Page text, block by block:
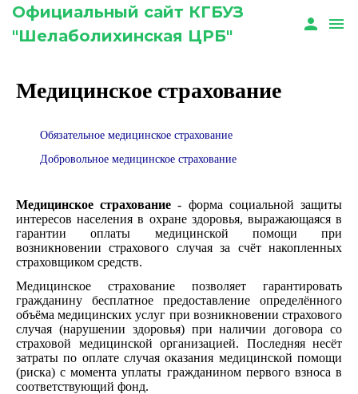
Официальный сайт КГБУЗ
"Шелаболихинская ЦРБ"
person menu
Медицинское страхование
Обязательное медицинское страхование
Добровольное медицинское страхование
Медицинское страхование - форма социальной защиты
интересов населения в охране здоровья, выражающаяся в
гарантии оплаты медицинской помощи при
возникновении страхового случая за счёт накопленных
страховщиком средств.
Медицинское страхование позволяет гарантировать
гражданину бесплатное предоставление определённого
объёма медицинских услуг при возникновении страхового
случая (нарушении здоровья) при наличии договора со
страховой медицинской организацией. Последняя несёт
затраты по оплате случая оказания медицинской помощи
(риска) с момента уплаты гражданином первого взноса в
соответствующий фонд.